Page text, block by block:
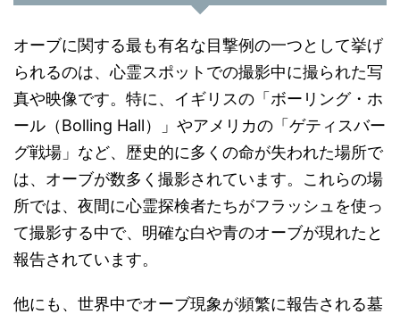
オーブに関する最も有名な目撃例の一つとして挙げ
られるのは、心霊スポットでの撮影中に撮られた写
真や映像です。特に、イギリスの「ボーリング・ホ
ール（Bolling Hall）」やアメリカの「ゲティスバー
グ戦場」など、歴史的に多くの命が失われた場所で
は、オーブが数多く撮影されています。これらの場
所では、夜間に心霊探検者たちがフラッシュを使っ
て撮影する中で、明確な白や青のオーブが現れたと
報告されています。
他にも、世界中でオーブ現象が頻繁に報告される墓